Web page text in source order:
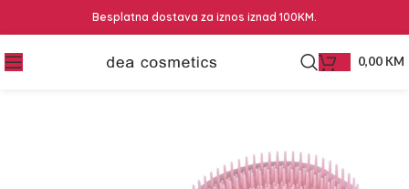
Besplatna dostava za iznos iznad 100KM.
0,00 KM